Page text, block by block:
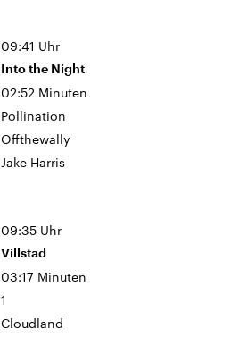
09:41 Uhr
Into the Night
02:52 Minuten
Pollination
Offthewally
Jake Harris
09:35 Uhr
Villstad
03:17 Minuten
1
Cloudland